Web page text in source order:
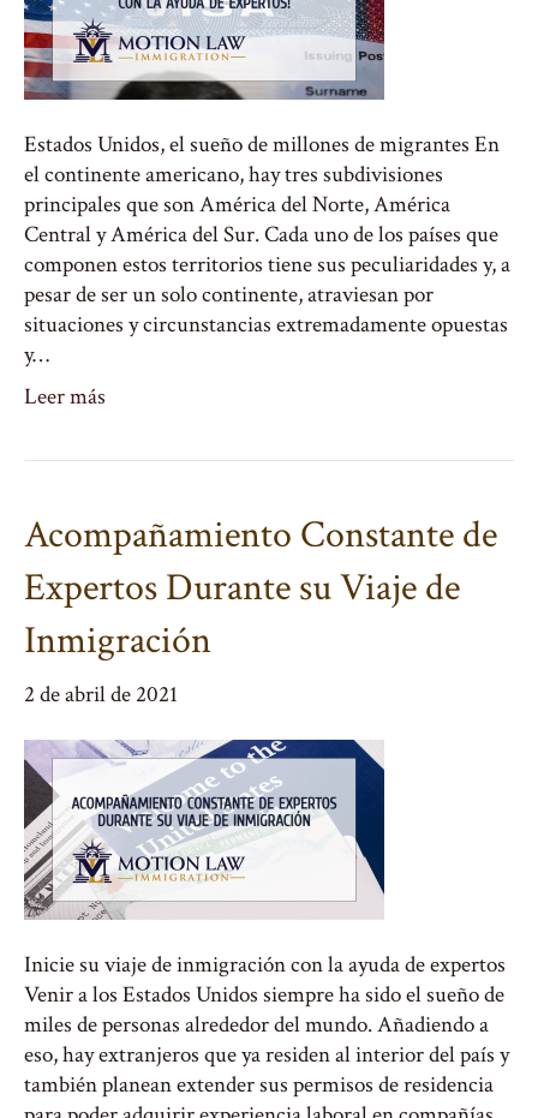
Estados Unidos, el sueño de millones de migrantes En
el continente americano, hay tres subdivisiones
principales que son América del Norte, América
Central y América del Sur. Cada uno de los países que
componen estos territorios tiene sus peculiaridades y, a
pesar de ser un solo continente, atraviesan por
situaciones y circunstancias extremadamente opuestas
y…
Leer más
Acompañamiento Constante de
Expertos Durante su Viaje de
Inmigración
2 de abril de 2021
Inicie su viaje de inmigración con la ayuda de expertos
Venir a los Estados Unidos siempre ha sido el sueño de
miles de personas alrededor del mundo. Añadiendo a
eso, hay extranjeros que ya residen al interior del país y
también planean extender sus permisos de residencia